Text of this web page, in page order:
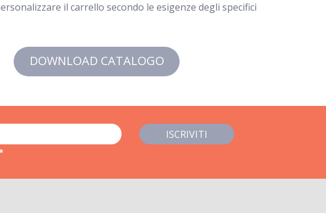
il carrello secondo le esigenze degli specifici
DOWNLOAD CATALOGO
ISCRIVITI